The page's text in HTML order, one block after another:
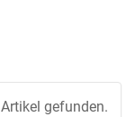
Artikel gefunden.
Datum